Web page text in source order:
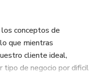
conceptos de
que mientras
cliente ideal,
tipo de negocio por dificil